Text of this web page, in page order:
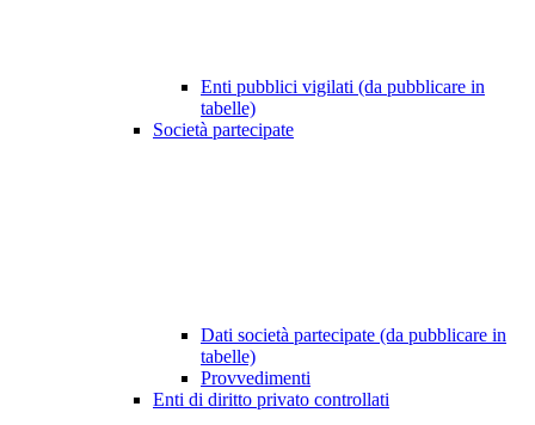
Enti pubblici vigilati (da pubblicare in
tabelle)
Società partecipate
Dati società partecipate (da pubblicare in
tabelle)
Provvedimenti
Enti di diritto privato controllati